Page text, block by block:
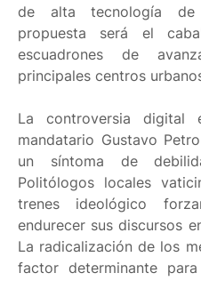
de alta tecnología de
propuesta será el
escuadrones de
principales centros
La controversia
mandatario Gustavo
un síntoma de
Politólogos locales
trenes ideológico
endurecer sus discursos
La radicalización de los
factor determinante